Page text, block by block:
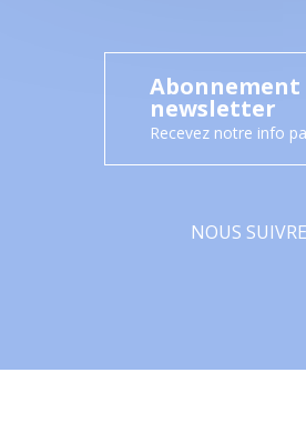
Abonnement
newsletter
Recevez notre info
NOUS SUIVRE